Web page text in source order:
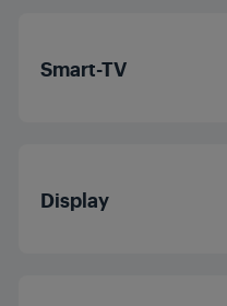
Smart-TV
Display